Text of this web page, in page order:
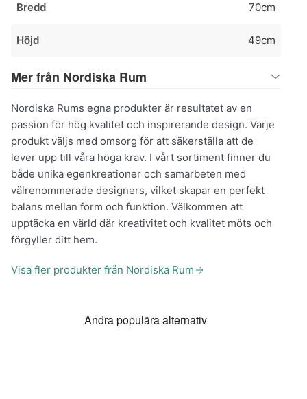
Bredd 70cm
Höjd 49cm
Mer från Nordiska Rum
Nordiska Rums egna produkter är resultatet av en
passion för hög kvalitet och inspirerande design. Varje
produkt väljs med omsorg för att säkerställa att de
lever upp till våra höga krav. I vårt sortiment finner du
både unika egenkreationer och samarbeten med
välrenommerade designers, vilket skapar en perfekt
balans mellan form och funktion. Välkommen att
upptäcka en värld där kreativitet och kvalitet möts och
förgyller ditt hem.
Visa fler produkter från Nordiska Rum
Andra populära alternativ